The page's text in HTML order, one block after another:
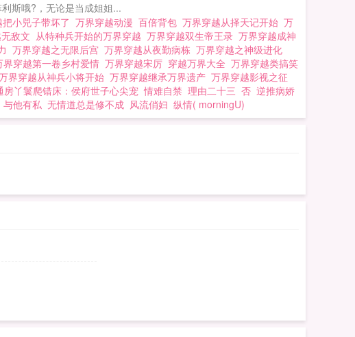
斯哦?，无论是当成姐姐...
小兕子带坏了 万界穿越动漫 百倍背包 万界穿越从择天记开始 万
敌文 从特种兵开始的万界穿越 万界穿越双生帝王录 万界穿越成神
万界穿越之无限后宫 万界穿越从夜勤病栋 万界穿越之神级进化
界穿越第一卷乡村爱情 万界穿越宋厉 穿越万界大全 万界穿越类搞笑
界穿越从神兵小将开始 万界穿越继承万界遗产 万界穿越影视之征
房丫鬟爬错床：侯府世子心尖宠 情难自禁 理由二十三 否 逆推病娇
与他有私 无情道总是修不成 风流俏妇 纵情( morningU)